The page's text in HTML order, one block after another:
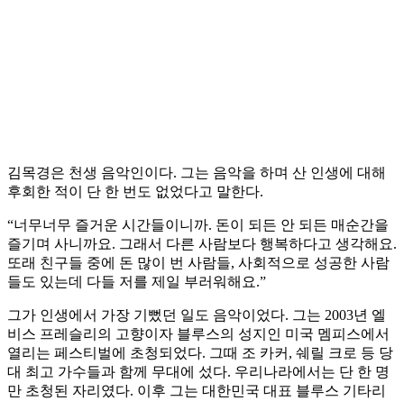
김목경은 천생 음악인이다. 그는 음악을 하며 산 인생에 대해
후회한 적이 단 한 번도 없었다고 말한다.
“너무너무 즐거운 시간들이니까. 돈이 되든 안 되든 매순간을
즐기며 사니까요. 그래서 다른 사람보다 행복하다고 생각해요.
또래 친구들 중에 돈 많이 번 사람들, 사회적으로 성공한 사람
들도 있는데 다들 저를 제일 부러워해요.”
그가 인생에서 가장 기뻤던 일도 음악이었다. 그는 2003년 엘
비스 프레슬리의 고향이자 블루스의 성지인 미국 멤피스에서
열리는 페스티벌에 초청되었다. 그때 조 카커, 쉐릴 크로 등 당
대 최고 가수들과 함께 무대에 섰다. 우리나라에서는 단 한 명
만 초청된 자리였다. 이후 그는 대한민국 대표 블루스 기타리